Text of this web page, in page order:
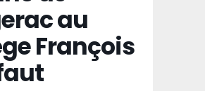
au
François